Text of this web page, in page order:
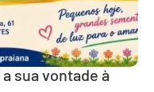
sua vontade à